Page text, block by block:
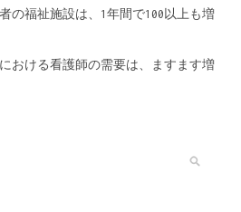
の福祉施設は、1年間で100以上も増
おける看護師の需要は、ますます増